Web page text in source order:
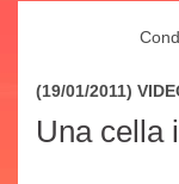
(19/01/2011)
Una cella